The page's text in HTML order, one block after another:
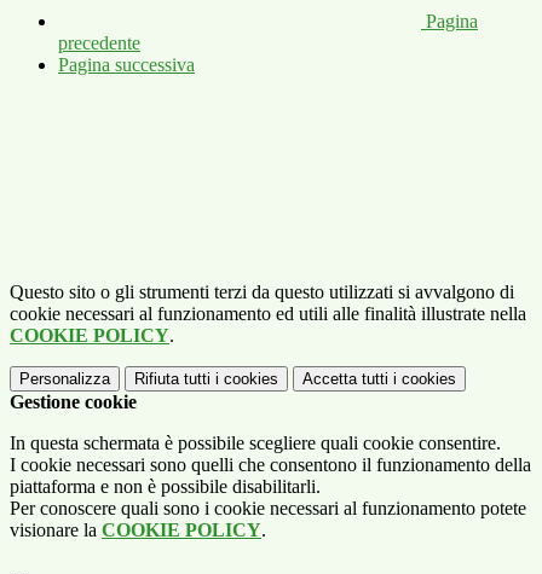
Pagina
precedente
Pagina successiva
Questo sito o gli strumenti terzi da questo utilizzati si avvalgono di
cookie necessari al funzionamento ed utili alle finalità illustrate nella
COOKIE POLICY.
Personalizza Rifiuta tutti i cookies Accetta tutti i cookies
Gestione cookie
In questa schermata è possibile scegliere quali cookie consentire.
I cookie necessari sono quelli che consentono il funzionamento della
piattaforma e non è possibile disabilitarli.
Per conoscere quali sono i cookie necessari al funzionamento potete
visionare la COOKIE POLICY.